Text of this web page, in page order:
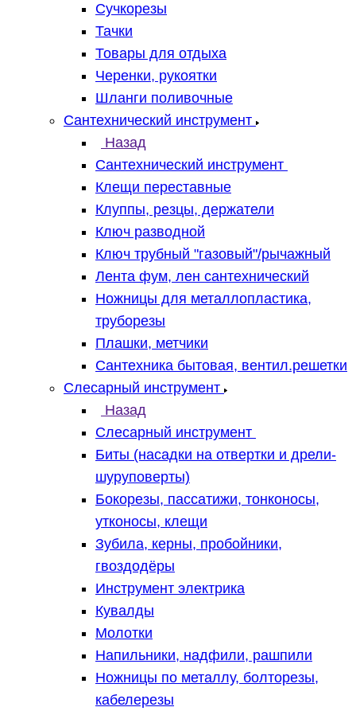
Сучкорезы
Тачки
Товары для отдыха
Черенки, рукоятки
Шланги поливочные
Сантехнический инструмент
Назад
Сантехнический инструмент
Клещи переставные
Клуппы, резцы, держатели
Ключ разводной
Ключ трубный "газовый"/рычажный
Лента фум, лен сантехнический
Ножницы для металлопластика,
труборезы
Плашки, метчики
Сантехника бытовая, вентил.решетки
Слесарный инструмент
Назад
Слесарный инструмент
Биты (насадки на отвертки и дрели-
шуруповерты)
Бокорезы, пассатижи, тонконосы,
утконосы, клещи
Зубила, керны, пробойники,
гвоздодёры
Инструмент электрика
Кувалды
Молотки
Напильники, надфили, рашпили
Ножницы по металлу, болторезы,
кабелерезы